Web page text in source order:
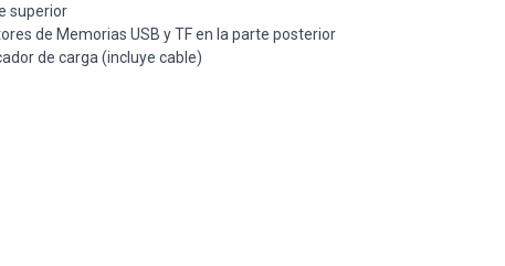
superior
de Memorias USB y TF en la parte posterior
de carga (incluye cable)